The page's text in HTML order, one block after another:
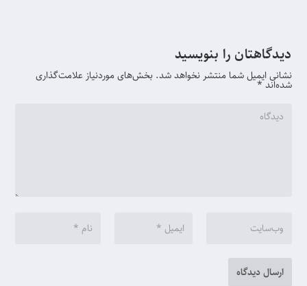
دیدگاهتان را بنویسید
نشانی ایمیل شما منتشر نخواهد شد. بخش‌های موردنیاز علامت‌گذاری
شده‌اند*